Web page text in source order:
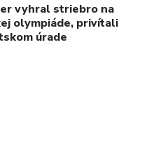
vyhral striebro na
olympiáde, privítali
úrade